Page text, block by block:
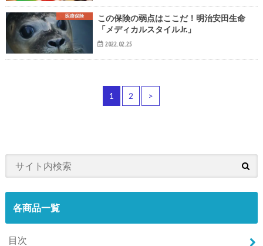
医療保険
この保険の弱点はここだ！明治安田生命
「メディカルスタイルJr.」
2022.02.25
1 2 >
各商品一覧
目次